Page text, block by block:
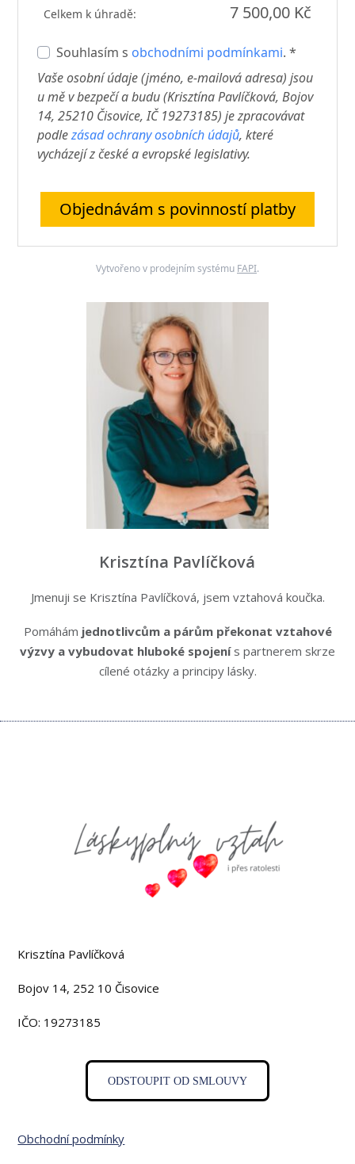
Celkem k úhradě: 7 500,00 Kč
Souhlasím s obchodními podmínkami. *
Vaše osobní údaje (jméno, e-mailová adresa) jsou
u mě v bezpečí a budu (Krisztína Pavlíčková, Bojov
14, 25210 Čisovice, IČ 19273185) je zpracovávat
podlezásad ochrany osobních údajů, které
vycházejí z české a evropské legislativy.
Objednávám s povinností platby
Vytvořeno v prodejním systému FAPI.
Krisztína Pavlíčková
Jmenuji se Krisztína Pavlíčková, jsem vztahová koučka.
Pomáhám jednotlivcům a párům překonat vztahové
výzvy a vybudovat hluboké spojenís partnerem skrze
cílené otázky a principy lásky.
Krisztína Pavlíčková
Bojov 14, 252 10 Čisovice
IČO: 19273185
ODSTOUPIT OD SMLOUVY
Obchodní podmínky